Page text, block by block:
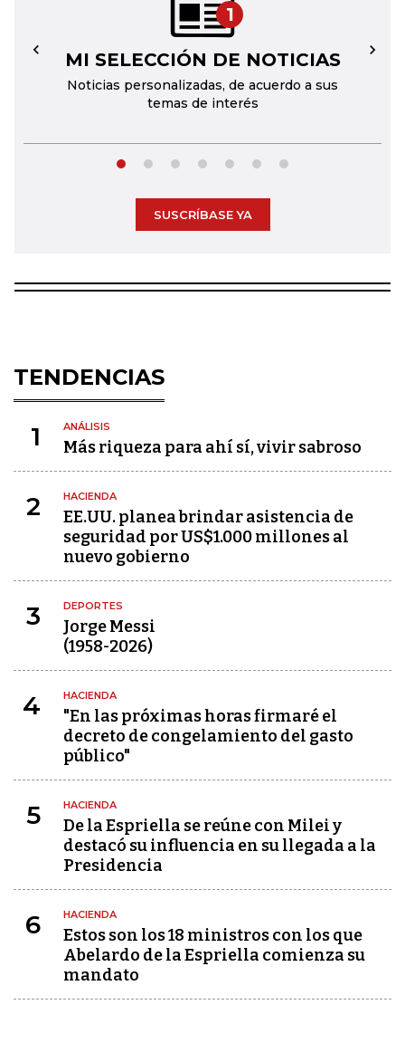
1
MI SELECCIÓN DE NOTICIAS
Noticias personalizadas, de acuerdo a sus
temas de interés
← →
SUSCRÍBASE YA
TENDENCIAS
1 ANÁLISIS
Más riqueza para ahí sí, vivir sabroso
2 HACIENDA
EE.UU. planea brindar asistencia de
seguridad por US$1.000 millones al
nuevo gobierno
3 DEPORTES
Jorge Messi
(1958-2026)
4 HACIENDA
"En las próximas horas firmaré el
decreto de congelamiento del gasto
público"
5 HACIENDA
De la Espriella se reúne con Milei y
destacó su influencia en su llegada a la
Presidencia
6 HACIENDA
Estos son los 18 ministros con los que
Abelardo de la Espriella comienza su
mandato